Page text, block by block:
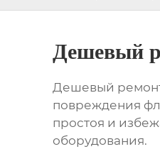
Дешевый
Дешевый
повреждения
простоя и
оборудования.